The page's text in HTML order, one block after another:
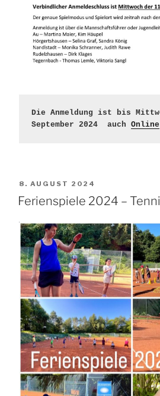
Die Anmeldung ist bis
September 2024  auch Online
VERÖFFENTLICHT
AM
8. AUGUST 2024
Ferienspiele 2024 –